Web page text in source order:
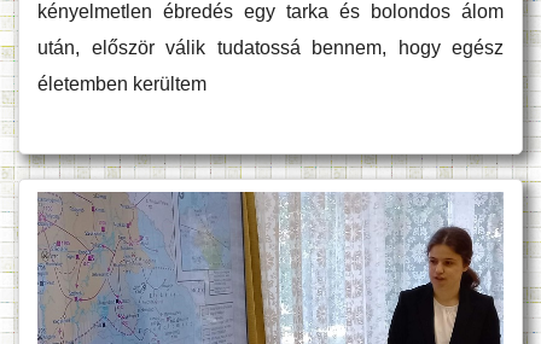
kényelmetlen ébredés egy tarka és bolondos álom
után, először válik tudatossá bennem, hogy egész
életemben kerültem